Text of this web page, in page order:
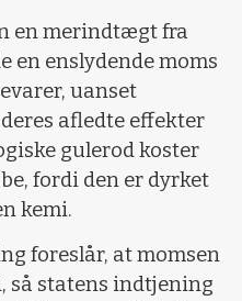
en merindtægt fra
en enslydende moms
uanset
afledte effekter
gulerod koster
fordi den er dyrket
kemi.
foreslår, at momsen
så statens indtjening